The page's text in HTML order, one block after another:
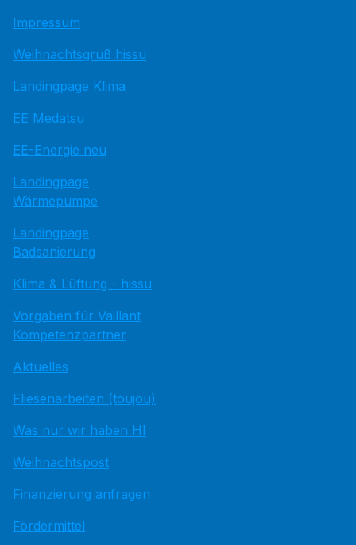
Impressum
Weihnachtsgruß hissu
Landingpage Klima
EE Medatsu
EE-Energie neu
Landingpage
Wärmepumpe
Landingpage
Badsanierung
Klima & Lüftung - hissu
Vorgaben für Vaillant
Kompetenzpartner
Aktuelles
Fliesenarbeiten (toujou)
Was nur wir haben HI
Weihnachtspost
Finanzierung anfragen
Fördermittel